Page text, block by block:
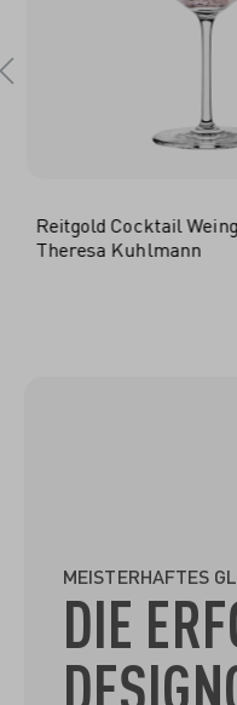
Reitgold Cocktail
Theresa Kuhlmann
MEISTERHAFTES
DIE